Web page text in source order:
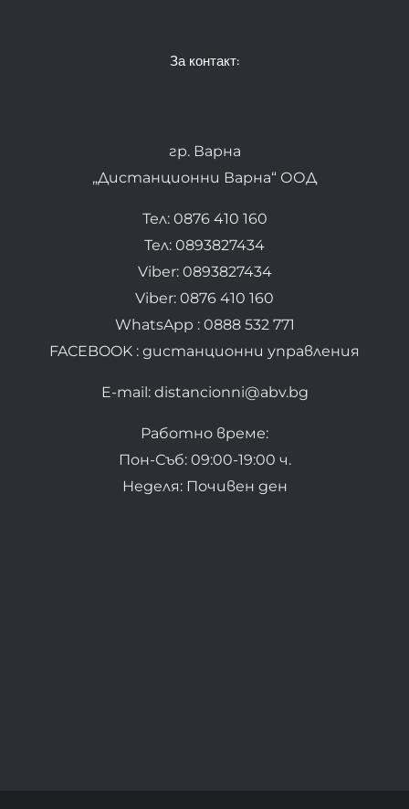
За контакт:
гр. Варна
„Дистанционни Варна“ ООД
Тел: 0876 410 160
Тел: 0893827434
Viber: 0893827434
Viber: 0876 410 160
WhatsApp : 0888 532 771
FACEBOOK : дистанционни управления
E-mail: distancionni@abv.bg
Работно време:
Пон-Съб: 09:00-19:00 ч.
Неделя: Почивен ден